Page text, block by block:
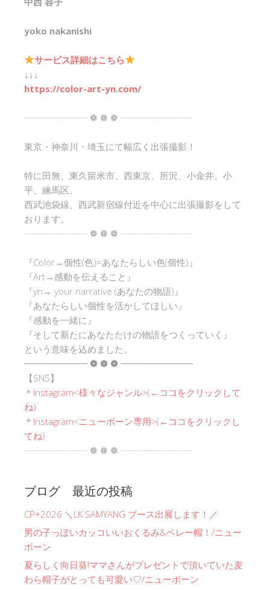
yoko nakanishi
サービス詳細はこちら
↓↓↓
https://color-art-yn.com/
┈┈┈┈┈┈┈ ❁ ❁ ❁ ┈┈┈┈┈┈┈┈
東京・神奈川・埼玉にて幅広く出張撮影！
特に田無、東久留米市、西東京、所沢、小金井、小
平、練馬区、
西武池袋線、西武新宿線付近を中心に出張撮影をして
おります。
┈┈┈┈┈┈┈ ❁ ❁ ❁ ┈┈┈┈┈┈┈┈
『Color→個性(色)=あなたらしい色(個性)』
『Art→感動を伝えること』
『yn→ your narrative (あなたの物語)』
『あなたらしい個性を活かしてほしい』
『感動を一緒に』
『そして新たにあなただけの物語をつくっていく』
という意味を込めました。
┈┈┈┈┈┈┈ ❁ ❁ ❁ ┈┈┈┈┈┈┈┈
【SNS】
＊ Instagram<様々なジャンル>(←ココをクリックして
ね)
＊ Instagram<ニューボーン専用>(←ココをクリックし
てね)
┈┈┈┈┈┈┈ ❁ ❁ ❁ ┈┈┈┈┈┈┈┈
ブログ 最近の投稿
CP+2026 ＼LK SAMYANG ブース出展します！／
男の子っぽいカッコいいおくるみ&ベレー帽！/ニュー
ボーン
夏らしく向日葵!ママさんがプレゼントで頂いていた麦
わら帽子がとっても可愛い♡/ニューボーン